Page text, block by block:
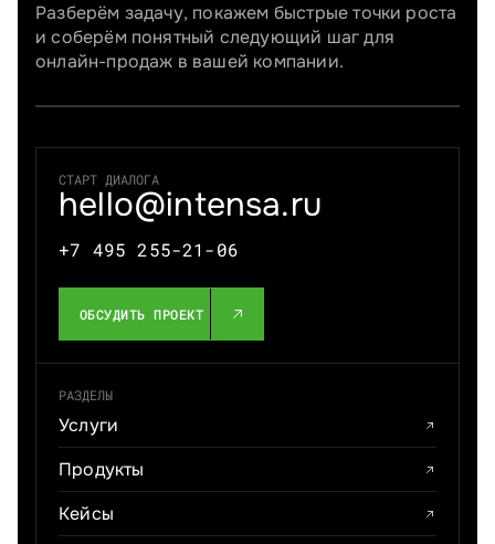
Разберём задачу, покажем быстрые точки роста
и соберём понятный следующий шаг для
онлайн-продаж в вашей компании.
СТАРТ ДИАЛОГА
hello@intensa.ru
+7 495 255-21-06
ОБСУДИТЬ ПРОЕКТ
РАЗДЕЛЫ
Услуги
Продукты
Кейсы